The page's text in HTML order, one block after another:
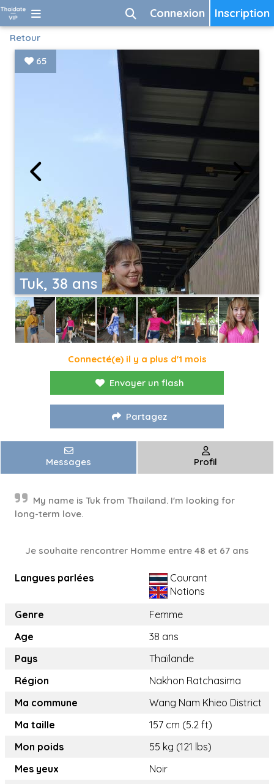
Inscription
Connexion
Retour
Tuk, 38 ans
65
Connecté(e) il y a plus d'1 mois
Envoyer un flash
Partagez
Messages Profil
My name is Tuk from Thailand. I'm looking for
long-term love.
Je souhaite rencontrer Homme entre 48 et 67 ans
Langues parlées
Courant
Notions
Genre
Femme
Age
38 ans
Pays
Thaïlande
Région
Nakhon Ratchasima
Ma commune
Wang Nam Khieo District
Ma taille
157 cm (5.2 ft)
Mon poids
55 kg (121 lbs)
Mes yeux
Noir